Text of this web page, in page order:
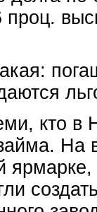
кто в
На